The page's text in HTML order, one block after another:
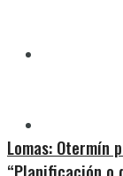
Lomas: Otermín
“Planificación o